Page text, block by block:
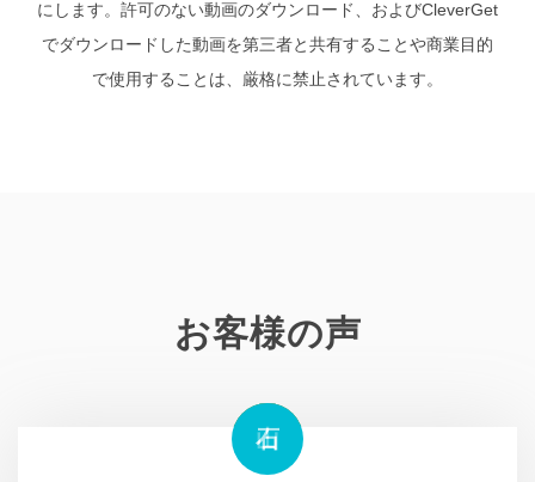
にします。許可のない動画のダウンロード、およびCleverGet
でダウンロードした動画を第三者と共有することや商業目的
で使用することは、厳格に禁止されています。
お客様の声
山
ヒ
石
山